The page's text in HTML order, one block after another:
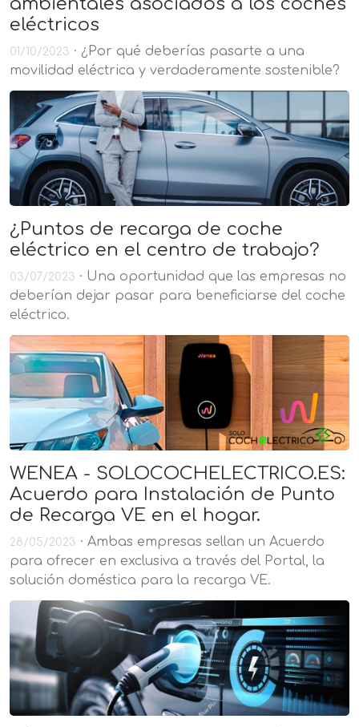
eléctricos
01/10/2023 · ¿Por qué deberías pasarte a una
movilidad eléctrica y verdaderamente sostenible?
¿Puntos de recarga de coche
eléctrico en el centro de trabajo?
03/07/2023 · Una oportunidad que las empresas no
deberían dejar pasar para beneficiarse del coche
eléctrico.
WENEA - SOLOCOCHELECTRICO.ES:
Acuerdo para Instalación de Punto
de Recarga VE en el hogar.
28/05/2023 · Ambas empresas sellan un Acuerdo
para ofrecer en exclusiva a través del Portal, la
solución doméstica para la recarga VE.